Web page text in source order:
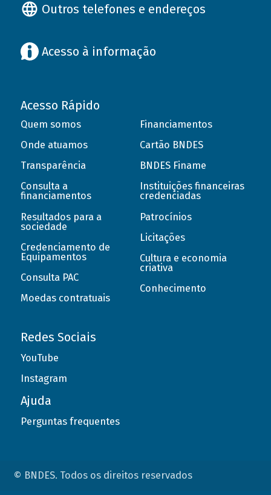
Outros telefones e endereços
Acesso à informação
Acesso Rápido
Quem somos
Onde atuamos
Transparência
Consulta a
financiamentos
Resultados para a
sociedade
Credenciamento de
Equipamentos
Consulta PAC
Moedas contratuais
Financiamentos
Cartão BNDES
BNDES Finame
Instituições financeiras
credenciadas
Patrocínios
Licitações
Cultura e economia
criativa
Conhecimento
Redes Sociais
YouTube
Instagram
Ajuda
Perguntas frequentes
© BNDES. Todos os direitos reservados